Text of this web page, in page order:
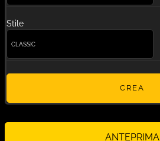
Stile
ANTEPRIMA